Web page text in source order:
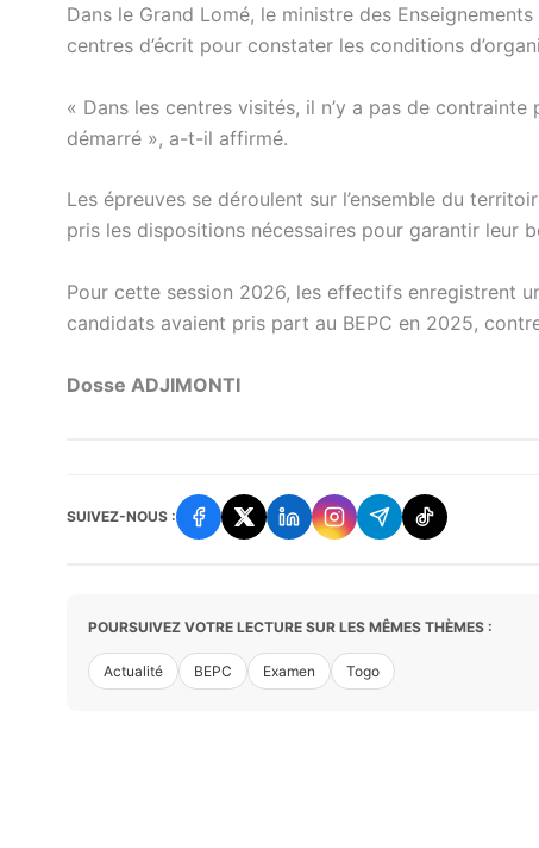
Dans le Grand Lomé, le ministre des
centres d’écrit pour constater les conditions
« Dans les centres visités, il n’y a pas de contrainte
démarré », a-t-il affirmé.
Les épreuves se déroulent sur l’ensemble du
pris les dispositions nécessaires pour garantir leur
Pour cette session 2026, les effectifs enregistrent
candidats avaient pris part au BEPC en 2025,
Dosse ADJIMONTI
SUIVEZ-NOUS :
POURSUIVEZ VOTRE LECTURE SUR LES MÊMES THÈMES :
Actualité BEPC Examen Togo